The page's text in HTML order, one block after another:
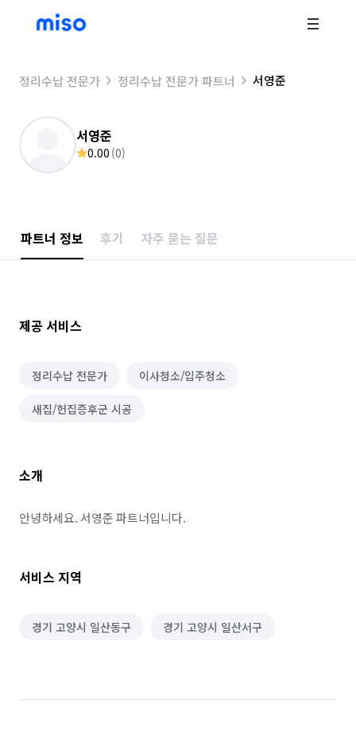
정리수납 전문가 정리수납 전문가 파트너 서영준
서영준
0.00 (0)
파트너 정보 후기 자주 묻는 질문
제공 서비스
정리수납 전문가 이사청소/입주청소
새집/헌집증후군 시공
소개
안녕하세요. 서영준 파트너입니다.
서비스 지역
경기 고양시 일산동구 경기 고양시 일산서구